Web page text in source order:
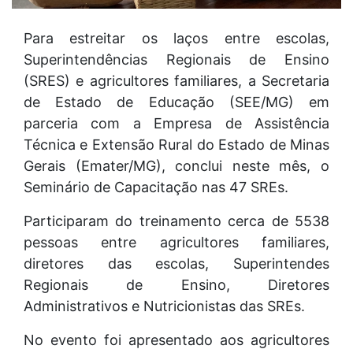
Para estreitar os laços entre escolas,
Superintendências Regionais de Ensino
(SRES) e agricultores familiares, a Secretaria
de Estado de Educação (SEE/MG) em
parceria com a Empresa de Assistência
Técnica e Extensão Rural do Estado de Minas
Gerais (Emater/MG), conclui neste mês, o
Seminário de Capacitação nas 47 SREs.
Participaram do treinamento cerca de 5538
pessoas entre agricultores familiares,
diretores das escolas, Superintendes
Regionais de Ensino, Diretores
Administrativos e Nutricionistas das SREs.
No evento foi apresentado aos agricultores